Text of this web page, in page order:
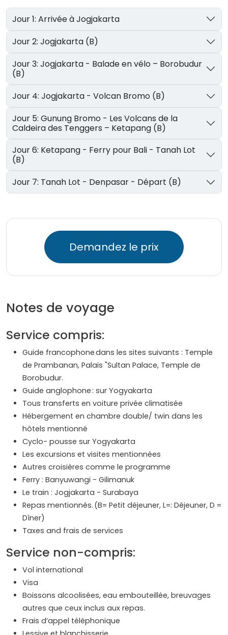
Jour 1: Arrivée à Jogjakarta
Jour 2: Jogjakarta (B)
Jour 3: Jogjakarta - Balade en vélo – Borobudur
(B)
Jour 4: Jogjakarta - Volcan Bromo (B)
Jour 5: Gunung Bromo - Les Volcans de la
Caldeira des Tenggers – Ketapang (B)
Jour 6: Ketapang - Ferry pour Bali - Tanah Lot
(B)
Jour 7: Tanah Lot - Denpasar - Départ (B)
Demandez le prix
Notes de voyage
Service compris:
Guide francophone dans les sites suivants : Temple
de Prambanan, Palais "Sultan Palace, Temple de
Borobudur.
Guide anglophone : sur Yogyakarta
Tous transferts en voiture privée climatisée
Hébergement en chambre double/ twin dans les
hôtels mentionné
Cyclo- pousse sur Yogyakarta
Les excursions et visites mentionnées
Autres croisières comme le programme
Ferry : Banyuwangi - Gilimanuk
Le train : Jogjakarta - Surabaya
Repas mentionnés. (B= Petit déjeuner, L=: Déjeuner, D =
Dîner)
Taxes and frais de services
Service non-compris:
Vol international
Visa
Boissons alcoolisées, eau embouteillée, breuvages
autres que ceux inclus aux repas.
Frais d’appel téléphonique